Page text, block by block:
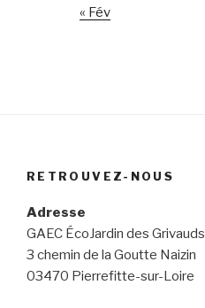
« Fév
RETROUVEZ-NOUS
Adresse
GAEC ÉcoJardin des Grivauds
3 chemin de la Goutte Naizin
03470 Pierrefitte-sur-Loire